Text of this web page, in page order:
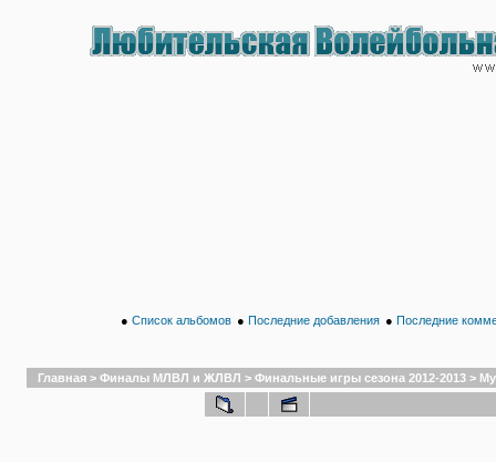
● Список альбомов ● Последние добавления ● Последние
Главная > Финалы МЛВЛ и ЖЛВЛ > Финальные игры сезона 2012-2013 >